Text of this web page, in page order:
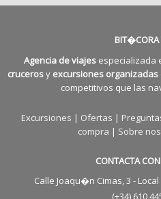
BIT�CORA
Agencia de viajesespecializada
crucerosy excursiones
competitivos que las
Excursiones | Ofertas |
compra | Sobre
CONTACTA
Calle Joaqu�n Cimas, 3 -
(+34) 610